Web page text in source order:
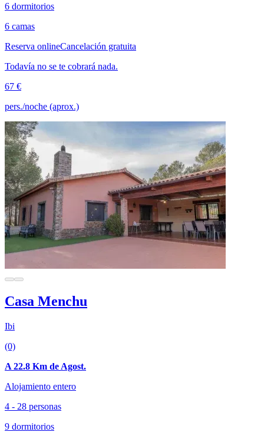
6 dormitorios
6 camas
Reserva onlineCancelación gratuita
Todavía no se te cobrará nada.
67 €
pers./noche (aprox.)
Casa Menchu
Ibi
(0)
A 22.8 Km de Agost.
Alojamiento entero
4 - 28 personas
9 dormitorios